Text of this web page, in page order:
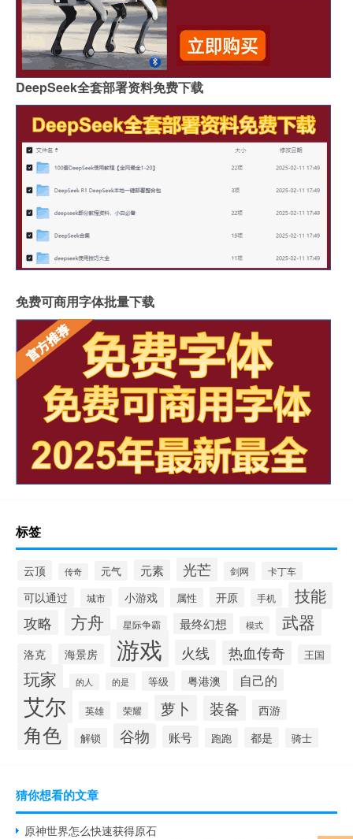
DeepSeek全套部署资料免费下载
免费可商用字体批量下载
标签
云顶 传奇 元气 元素 光芒 剑网 卡丁车
可以通过 城市 小游戏 属性 开原 手机 技能
攻略 方舟 星际争霸 最终幻想 模式 武器
洛克 海景房 游戏 火线 热血传奇 王国
玩家 的人 的是 等级 粤港澳 自己的
艾尔 英雄 荣耀 萝卜 装备 西游
角色 解锁 谷物 账号 跑跑 都是 骑士
猜你想看的文章
原神世界怎么快速获得原石